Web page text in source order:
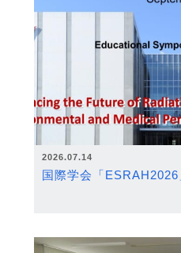
2026.07.14
国際学会「